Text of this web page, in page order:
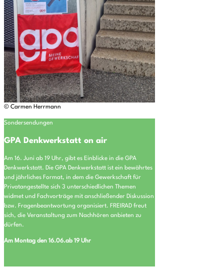
© Carmen Herrmann
Sondersendungen
GPA Denkwerkstatt on air
Am 16. Juni ab 19 Uhr, gibt es Einblicke in die GPA
Denkwerkstatt. Die GPA Denkwerkstatt ist ein bewährtes
und jährliches Format, in dem die Gewerkschaft für
Privatangestellte sich 3 unterschiedlichen Themen
widmet und Fachvorträge mit anschließender Diskussion
bzw. Fragenbeantwortung organisiert. FREIRAD freut
sich, die Veranstaltung zum Nachhören anbieten zu
dürfen.
Am Montag den 16.06.ab 19 Uhr